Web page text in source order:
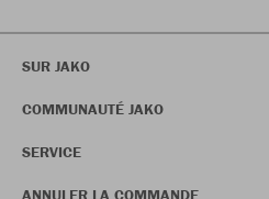
SUR JAKO
COMMUNAUTÉ JAKO
SERVICE
ANNULER LA COMMANDE